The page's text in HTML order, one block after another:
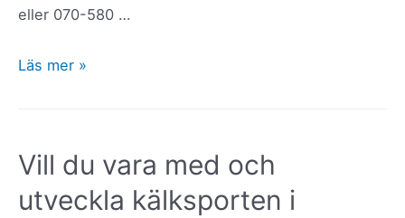
eller 070-580 …
Årsmöte
oktober
Läs mer »
Vill du vara med och
utveckla kälksporten i